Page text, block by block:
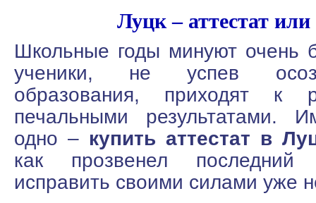
Луцк – аттестат
Школьные годы минуют очень
ученики, не успев
образования, приходят к
печальными результатами.
одно – купить аттестат в
как прозвенел последний
исправить своими силами уже